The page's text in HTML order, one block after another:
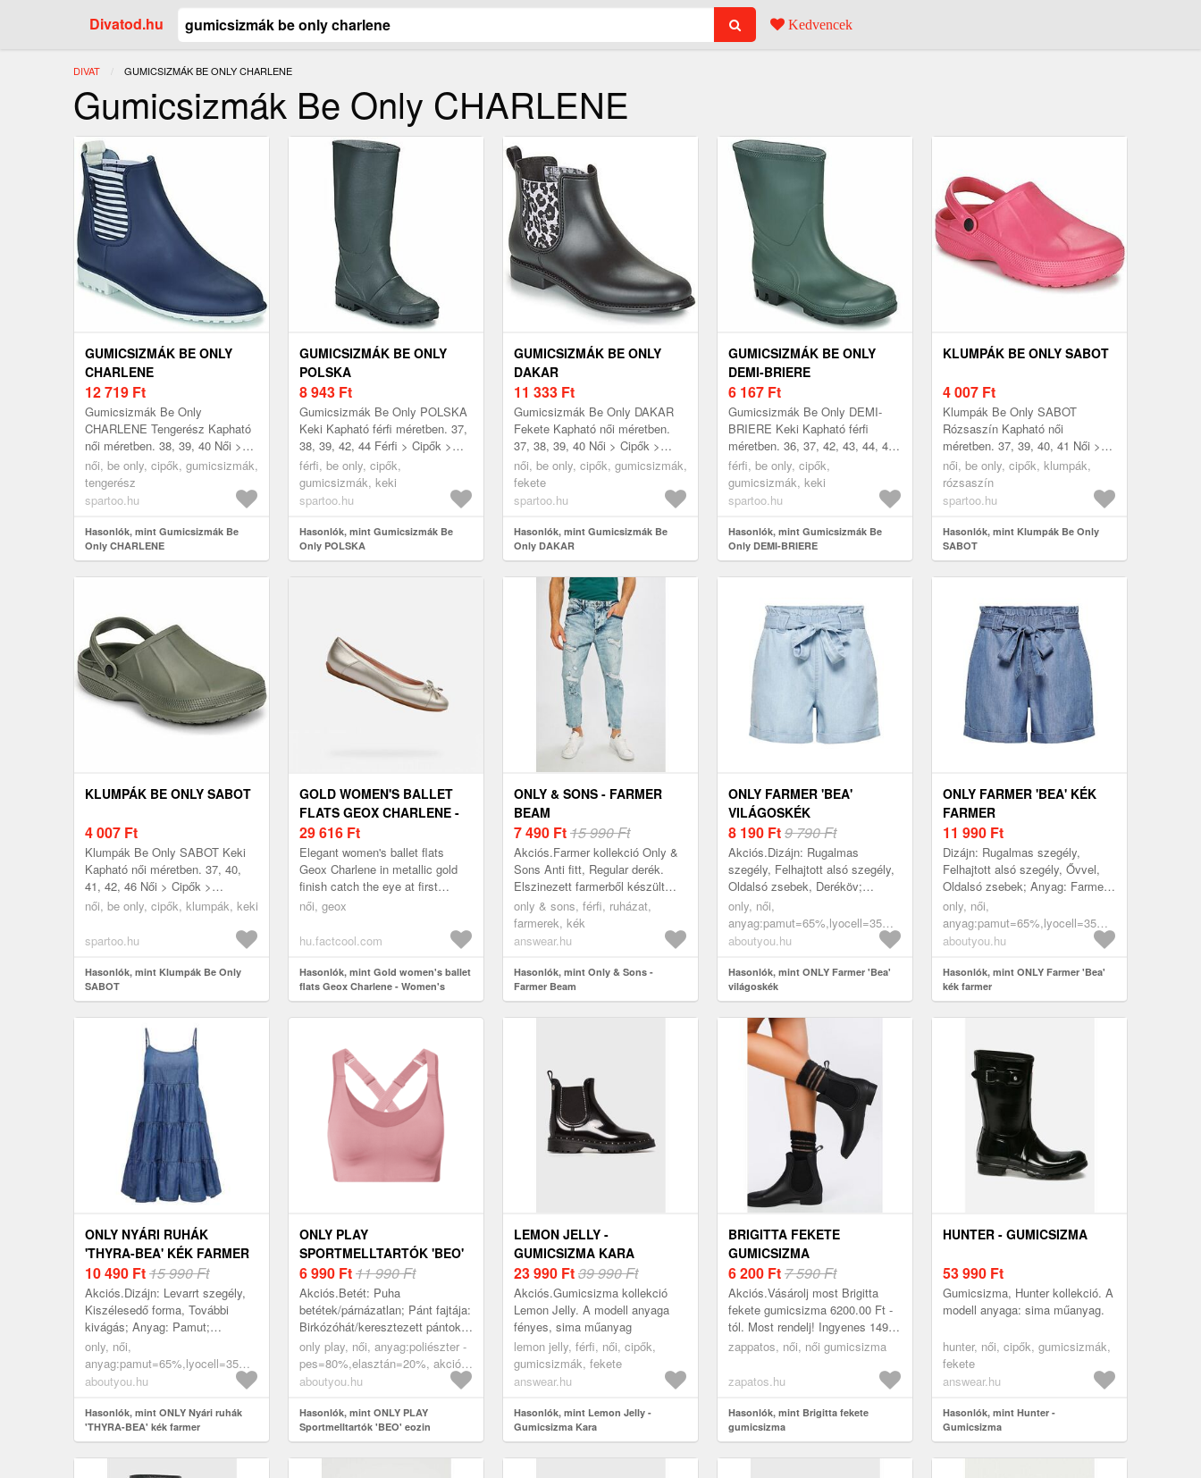
Divatod.hu Kedvencek
DIVAT JELENLEGI:
GUMICSIZMÁK BE ONLY CHARLENE
Gumicsizmák Be Only CHARLENE
GUMICSIZMÁK BE ONLY
CHARLENE
12 719 Ft
Gumicsizmák Be Only
CHARLENE Tengerész Kapható
női méretben. 38, 39, 40 Női >
Cipők > Gumicsizmák
női, be only, cipők, gumicsizmák,
tengerész
spartoo.hu
Hasonlók, mint Gumicsizmák Be
Only CHARLENE
GUMICSIZMÁK BE ONLY
POLSKA
8 943 Ft
Gumicsizmák Be Only POLSKA
Keki Kapható férfi méretben. 37,
38, 39, 42, 44 Férfi > Cipők >
Gumicsizmák
férfi, be only, cipők,
gumicsizmák, keki
spartoo.hu
Hasonlók, mint Gumicsizmák Be
Only POLSKA
GUMICSIZMÁK BE ONLY
DAKAR
11 333 Ft
Gumicsizmák Be Only DAKAR
Fekete Kapható női méretben.
37, 38, 39, 40 Női > Cipők >
Gumicsizmák
női, be only, cipők, gumicsizmák,
fekete
spartoo.hu
Hasonlók, mint Gumicsizmák Be
Only DAKAR
GUMICSIZMÁK BE ONLY
DEMI-BRIERE
6 167 Ft
Gumicsizmák Be Only DEMI-
BRIERE Keki Kapható férfi
méretben. 36, 37, 42, 43, 44, 45,
46 Férfi > Cipők > Gumicsizmák
férfi, be only, cipők,
gumicsizmák, keki
spartoo.hu
Hasonlók, mint Gumicsizmák Be
Only DEMI-BRIERE
KLUMPÁK BE ONLY SABOT
4 007 Ft
Klumpák Be Only SABOT
Rózsaszín Kapható női
méretben. 37, 39, 40, 41 Női >
Cipők > Klumpák
női, be only, cipők, klumpák,
rózsaszín
spartoo.hu
Hasonlók, mint Klumpák Be Only
SABOT
KLUMPÁK BE ONLY SABOT
4 007 Ft
Klumpák Be Only SABOT Keki
Kapható női méretben. 37, 40,
41, 42, 46 Női > Cipők >
Klumpák
női, be only, cipők, klumpák, keki
spartoo.hu
Hasonlók, mint Klumpák Be Only
SABOT
GOLD WOMEN'S BALLET
FLATS GEOX CHARLENE -
WOMEN'S
29 616 Ft
Elegant women's ballet flats
Geox Charlene in metallic gold
finish catch the eye at first
glance. The classic cut with a
női, geox
hu.factcool.com
Hasonlók, mint Gold women's ballet
flats Geox Charlene - Women's
ONLY & SONS - FARMER
BEAM
7 490 Ft15 990 Ft
Akciós.Farmer kollekció Only &
Sons Anti fitt, Regular derék.
Elszinezett farmerből készült
modell.
only & sons, férfi, ruházat,
farmerek, kék
answear.hu
Hasonlók, mint Only & Sons -
Farmer Beam
ONLY FARMER 'BEA'
VILÁGOSKÉK
8 190 Ft9 790 Ft
Akciós.Dizájn: Rugalmas
szegély, Felhajtott alsó szegély,
Oldalsó zsebek, Deréköv;
Anyag: Farmer; Minta:
Univerzális színek; Részletek:
redőzött; Extrák: ...
only, női,
anyag:pamut=65%,lyocell=35%,
akciók, nagy méretek, nadrágok,
aboutyou.hu
Hasonlók, mint ONLY Farmer 'Bea'
világoskék
ONLY FARMER 'BEA' KÉK
FARMER
11 990 Ft
Dizájn: Rugalmas szegély,
Felhajtott alsó szegély, Ővvel,
Oldalsó zsebek; Anyag: Farmer;
Minta: Univerzális színek;
Részletek: redőzött; Extrák: To...
only, női,
anyag:pamut=65%,lyocell=35%,
ruházat, nagy méretek,
farmer
aboutyou.hu
Hasonlók, mint ONLY Farmer 'Bea'
kék farmer
ONLY NYÁRI RUHÁK
'THYRA-BEA' KÉK FARMER
10 490 Ft15 990 Ft
Akciós.Dizájn: Levarrt szegély,
Kiszélesedő forma, További
kivágás; Anyag: Pamut;
Kivágás: Kereknyakú kivágás;
Minta: Univerzális színek;
Pánttípus: Spage...
only, női,
anyag:pamut=65%,lyocell=35%,
akciók, ruhák, nyári ruhák, kék
aboutyou.hu
Hasonlók, mint ONLY Nyári ruhák
'THYRA-BEA' kék farmer
ONLY PLAY
SPORTMELLTARTÓK 'BEO'
EOZIN
6 990 Ft11 990 Ft
Akciós.Betét: Puha
betétek/párnázatlan; Pánt fajtája:
Birkózóhát/keresztezett pántok;
Melltartó- / bikini típusa: Bustier;
Merevítő: Merevítő nélkül; Zárá...
only play, női, anyag:poliészter -
pes=80%,elasztán=20%, akciók,
sport, sportruházat, sport
aboutyou.hu
Hasonlók, mint ONLY PLAY
Sportmelltartók 'BEO' eozin
LEMON JELLY -
GUMICSIZMA KARA
23 990 Ft39 990 Ft
Akciós.Gumicsizma kollekció
Lemon Jelly. A modell anyaga
fényes, sima műanyag
lemon jelly, férfi, női, cipők,
gumicsizmák, fekete
answear.hu
Hasonlók, mint Lemon Jelly -
Gumicsizma Kara
BRIGITTA FEKETE
GUMICSIZMA
6 200 Ft7 590 Ft
Akciós.Vásárolj most Brigitta
fekete gumicsizma 6200.00 Ft -
tól. Most rendelj! Ingyenes 14990
Ft felett
zappatos, női, női gumicsizma
zapatos.hu
Hasonlók, mint Brigitta fekete
gumicsizma
HUNTER - GUMICSIZMA
53 990 Ft
Gumicsizma, Hunter kollekció. A
modell anyaga: sima műanyag.
hunter, női, cipők, gumicsizmák,
fekete
answear.hu
Hasonlók, mint Hunter -
Gumicsizma